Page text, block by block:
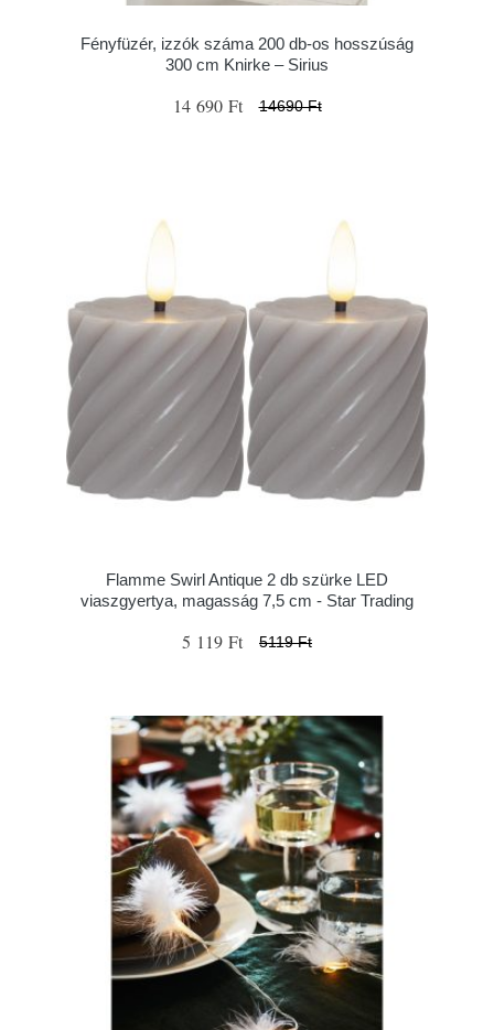
Fényfüzér, izzók száma 200 db-os hosszúság
300 cm Knirke – Sirius
14 690 Ft 14690 Ft
Flamme Swirl Antique 2 db szürke LED
viaszgyertya, magasság 7,5 cm - Star Trading
5 119 Ft 5119 Ft